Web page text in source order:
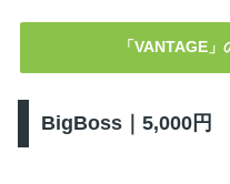
「VANTAGE
BigBoss｜5,000円